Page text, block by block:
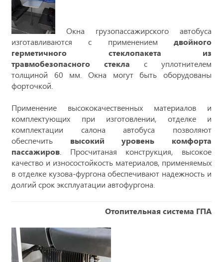
Окна грузопассажирского автобуса
изготавливаются с применением двойного
герметичного стеклопакета из
травмобезопасного стекла с уплотнителем
толщиной 60 мм. Окна могут быть оборудованы
форточкой.
Применение высококачественных материалов и
комплектующих при изготовлении, отделке и
комплектации салона автобуса позволяют
обеспечить высокий уровень комфорта
пассажиров. Просчитаная конструкция, высокое
качество и износостойкость материалов, применяемых
в отделке кузова-фургона обеспечивают надежность и
долгий срок эксплуатации автофургона.
Отопительная система ГПА